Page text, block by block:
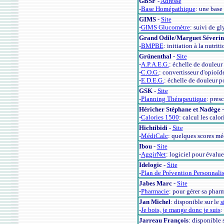
-Base Homépathique: une
GIMS- Site
-GIMS Glucomètre: suivi de
Grand Odile/Marguet
-BMPBE: initiation à la
Grünenthal- Site
-A.P.A.E.G.: échelle de
-C.O.G.: convertisseur
-E.D.E.G.: échelle de douleur
GSK- Site
-Planning Thérapeutique:
Héricher Stéphane et Nadège
-Calories 1500: calcul les
Hichtibidi- Site
-MédiCalc: quelques scores
Ibou- Site
-AggirNet: logiciel pour
Idelogic- Site
-Plan de Prévention
Jabes Marc- Site
-Pharmacie: pour gérer sa
Jan Michel: disponible sur le
-Je bois, je mange donc je suis:
Jarreau François: disponible